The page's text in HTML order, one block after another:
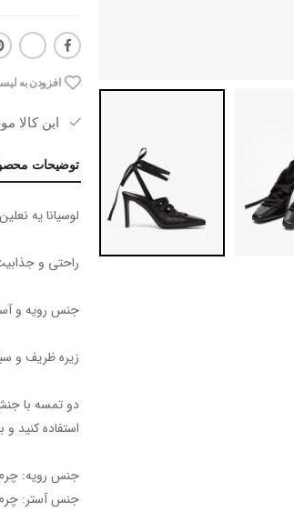
افزودن به
این کالا
توضیحات
لوسیانا یه
راحتی و
جنس رویه و
زیره ظریف و
دو تمسه با
استفاده کنید
جنس رویه: چرم
جنس آستر: